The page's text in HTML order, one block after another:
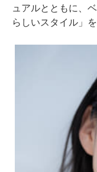
ュアルとともに、
らしいスタイル」